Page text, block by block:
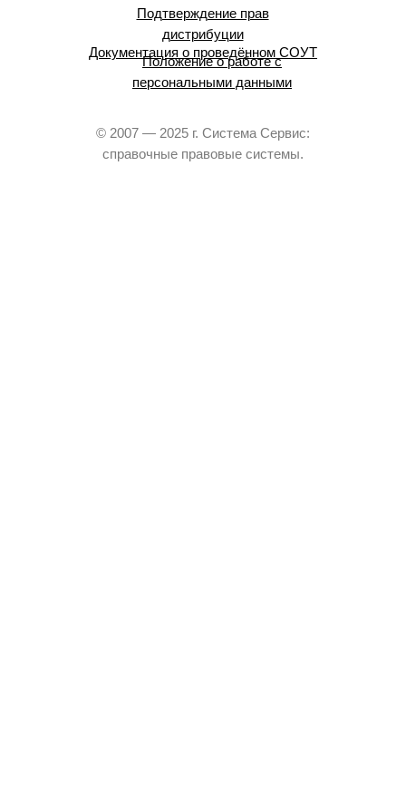
Подтверждение прав
дистрибуции
Документация о проведённом СОУТ
Положение о работе с
персональными данными
© 2007 — 2025 г. Система Сервис:
справочные правовые системы.